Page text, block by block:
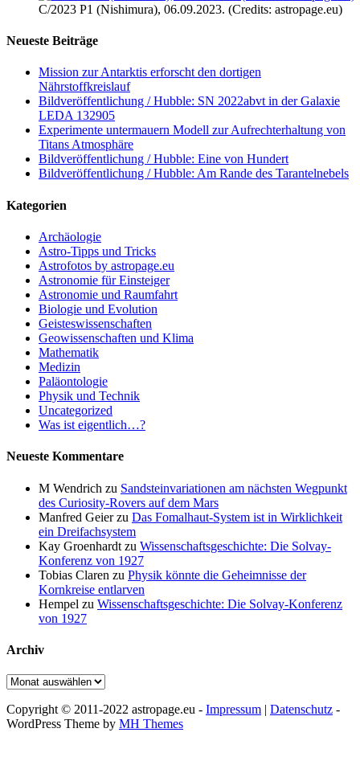
C/2023 P1 (Nishimura), 06.09.2023. (Credits: astropage.eu)
Neueste Beiträge
Mission zur Antarktis erforscht den dortigen
Nährstoffkreislauf
Bildveröffentlichung / Hubble: SN 2022abvt in der Galaxie
LEDA 132905
Experimente untermauern Modell zur Aufrechterhaltung von
Titans Atmosphäre
Bildveröffentlichung / Hubble: Eine von Hundert
Bildveröffentlichung / Hubble: Am Rande des Tarantelnebels
Kategorien
Archäologie
Astro-Tipps und Tricks
Astrofotos by astropage.eu
Astronomie für Einsteiger
Astronomie und Raumfahrt
Biologie und Evolution
Geisteswissenschaften
Geowissenschaften und Klima
Mathematik
Medizin
Paläontologie
Physik und Technik
Uncategorized
Was ist eigentlich…?
Neueste Kommentare
M Wendrich zu Sandsteinvariationen am nächsten Wegpunkt
des Curiosity-Rovers auf dem Mars
Manfred Geierzu Das Fomalhaut-System ist in Wirklichkeit
ein Dreifachsystem
Kay Groenhardt zu Wissenschaftsgeschichte: Die Solvay-
Konferenz von 1927
Tobias Claren zu Physik könnte die Geheimnisse der
Kornkreise entlarven
Hempel zu Wissenschaftsgeschichte: Die Solvay-Konferenz
von 1927
Archiv
Archiv
Copyright © 2011-2022 astropage.eu - Impressum | Datenschutz -
WordPress Theme by MH Themes